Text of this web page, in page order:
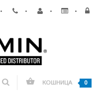
• • • •
КОШНИЦА 0